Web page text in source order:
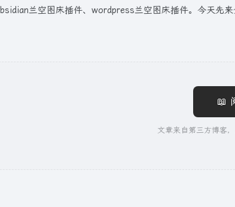
兰空图床插件、wordpress兰空图床插件。今天先
📖
文章来自第三方博客